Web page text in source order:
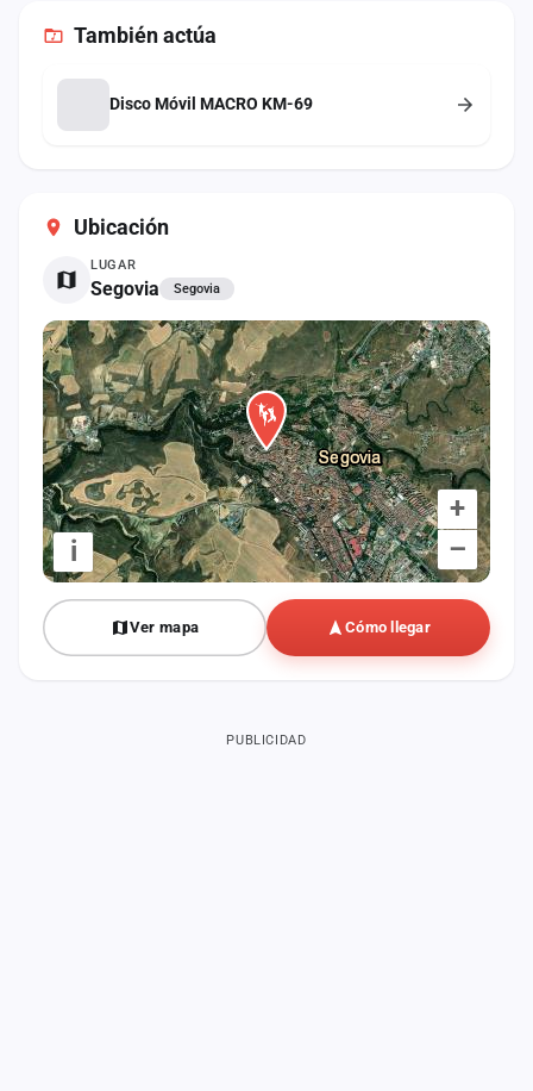
Ubicación
LUGAR
Segovia Segovia
+
–
i
Ver mapa Cómo llegar
Tambiénactúa
Disco Móvil MACRO KM-69
PUBLICIDAD